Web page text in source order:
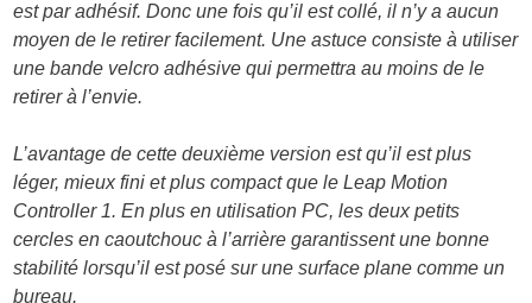
est par adhésif. Donc une fois qu’il est collé, il n’y a aucun
moyen de le retirer facilement. Une astuce consiste à utiliser
une bande velcro adhésive qui permettra au moins de le
retirer à l’envie.
L’avantage de cette deuxième version est qu’il est plus
léger, mieux fini et plus compact que le Leap Motion
Controller 1. En plus en utilisation PC, les deux petits
cercles en caoutchouc à l’arrière garantissent une bonne
stabilité lorsqu’il est posé sur une surface plane comme un
bureau.